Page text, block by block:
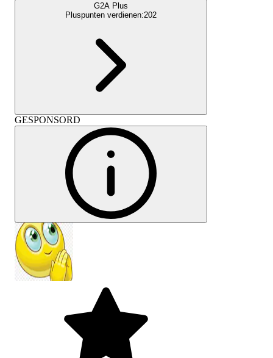
G2A Plus
Pluspunten verdienen:202
GESPONSORD